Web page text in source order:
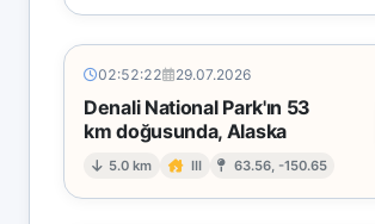
02:52:22 29.07.2026
Denali National Park'ın 53
km doğusunda, Alaska
5.0 km III 63.56, -150.65